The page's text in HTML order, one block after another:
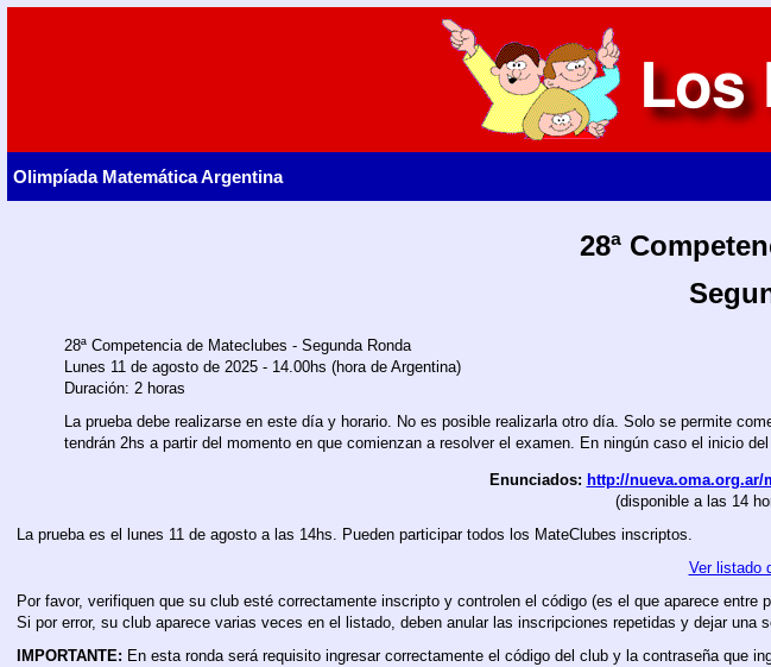
Olimpíada Matemática Argentina
28ª
28ª Competencia de Mateclubes - Segunda Ronda
Lunes 11 de agosto de 2025 - 14.00hs (hora de Argentina)
Duración: 2 horas
La prueba debe realizarse en este día y horario. No es posible realizarla otro día. Solo se permite
tendrán 2hs a partir del momento en que comienzan a resolver el examen. En ningún caso el inicio
Enunciados: http://nueva.oma.org.ar/
(disponible a las 14
La prueba es el lunes 11 de agosto a las 14hs. Pueden participar todos los MateClubes inscriptos.
Ver listado
Por favor, verifiquen que su club esté correctamente inscripto y controlen el código (es el que aparece entre
Si por error, su club aparece varias veces en el listado, deben anular las inscripciones repetidas y dejar una
IMPORTANTE: En esta ronda será requisito ingresar correctamente el código del club y la contraseña que